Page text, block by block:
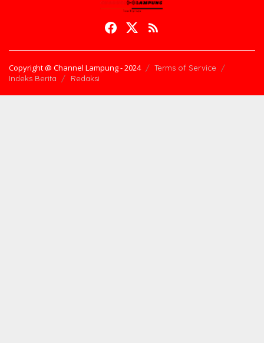
Copyright @ Channel Lampung - 2024
Terms of Service
Indeks Berita
Redaksi